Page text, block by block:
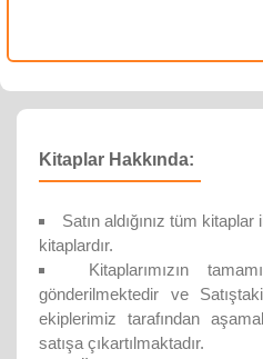
Kitaplar Hakkında:
Satın aldığınız tüm kitaplar
kitaplardır.
Kitaplarımızın
gönderilmektedir ve
ekiplerimiz tarafından
satışa çıkartılmaktadır.